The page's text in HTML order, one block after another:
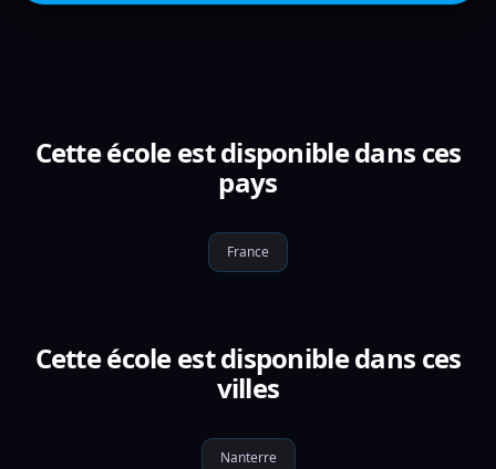
Cette école est disponible dans ces
pays
France
Cette école est disponible dans ces
villes
Nanterre